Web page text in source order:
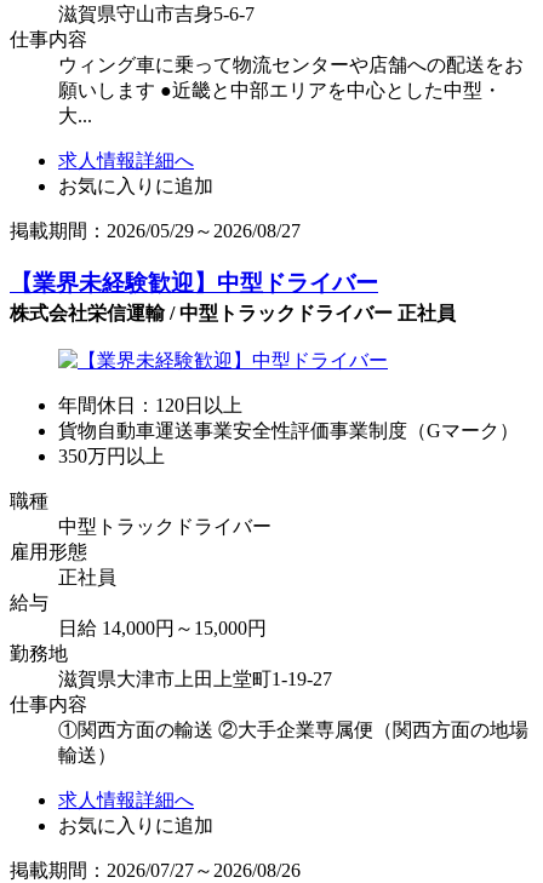
滋賀県守山市吉身5-6-7
仕事内容
ウィング車に乗って物流センターや店舗への配送をお
願いします ●近畿と中部エリアを中心とした中型・
大...
求人情報詳細へ
お気に入りに追加
掲載期間：2026/05/29～2026/08/27
【業界未経験歓迎】中型ドライバー
株式会社栄信運輸 / 中型トラックドライバー 正社員
年間休日：120日以上
貨物自動車運送事業安全性評価事業制度（Gマーク）
350万円以上
職種
中型トラックドライバー
雇用形態
正社員
給与
日給 14,000円～15,000円
勤務地
滋賀県大津市上田上堂町1-19-27
仕事内容
①関西方面の輸送 ②大手企業専属便（関西方面の地場
輸送）
求人情報詳細へ
お気に入りに追加
掲載期間：2026/07/27～2026/08/26